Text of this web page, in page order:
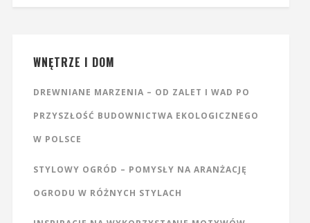
WNĘTRZE I DOM
DREWNIANE MARZENIA – OD ZALET I WAD PO
PRZYSZŁOŚĆ BUDOWNICTWA EKOLOGICZNEGO
W POLSCE
STYLOWY OGRÓD – POMYSŁY NA ARANŻACJĘ
OGRODU W RÓŻNYCH STYLACH